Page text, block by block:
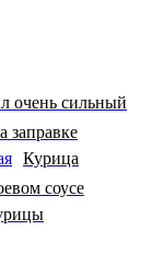
очень сильный
заправке
Курица
соусе